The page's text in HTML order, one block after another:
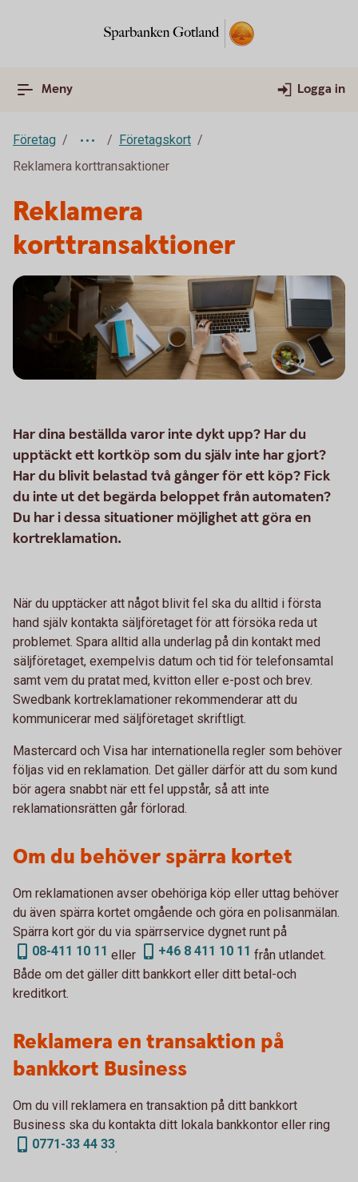
Meny Logga in
Företag
Företagskort
Reklamera korttransaktioner
Reklamera
korttransaktioner
Har dina beställda varor inte dykt upp? Har du
upptäckt ett kortköp som du själv inte har gjort?
Har du blivit belastad två gånger för ett köp? Fick
du inte ut det begärda beloppet från automaten?
Du har i dessa situationer möjlighet att göra en
kortreklamation.
När du upptäcker att något blivit fel ska du alltid i första
hand själv kontakta säljföretaget för att försöka reda ut
problemet. Spara alltid alla underlag på din kontakt med
säljföretaget, exempelvis datum och tid för telefonsamtal
samt vem du pratat med, kvitton eller e-post och brev.
Swedbank kortreklamationer rekommenderar att du
kommunicerar med säljföretaget skriftligt.
Mastercard och Visa har internationella regler som behöver
följas vid en reklamation. Det gäller därför att du som kund
bör agera snabbt när ett fel uppstår, så att inte
reklamationsrätten går förlorad.
Om du behöver spärra kortet
Om reklamationen avser obehöriga köp eller uttag behöver
du även spärra kortet omgående och göra en polisanmälan.
Spärra kort gör du via spärrservice dygnet runt på
08-411 10 11 eller +46 8 411 10 11 från utlandet.
Både om det gäller ditt bankkort eller ditt betal-och
kreditkort.
Reklamera en transaktion på
bankkort Business
Om du vill reklamera en transaktion på ditt bankkort
Business ska du kontakta ditt lokala bankkontor eller ring
0771-33 44 33.